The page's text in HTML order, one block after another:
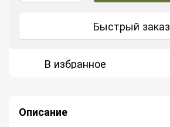
Быстрый заказ
В избранное
Описание